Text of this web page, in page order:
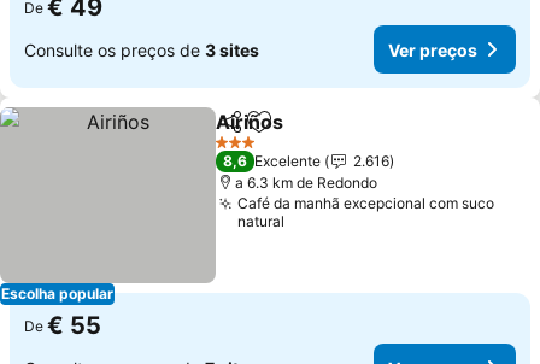
De € 49
Consulte os preços de 3 sites Ver preços
Escolha popular
PartilharAdicionar aos favoritos
Airiños
3 Estrelas
8,6 Excelente
2.616
a 6.3 km de Redondo
Café da manhã excepcional com suco
natural
De € 55